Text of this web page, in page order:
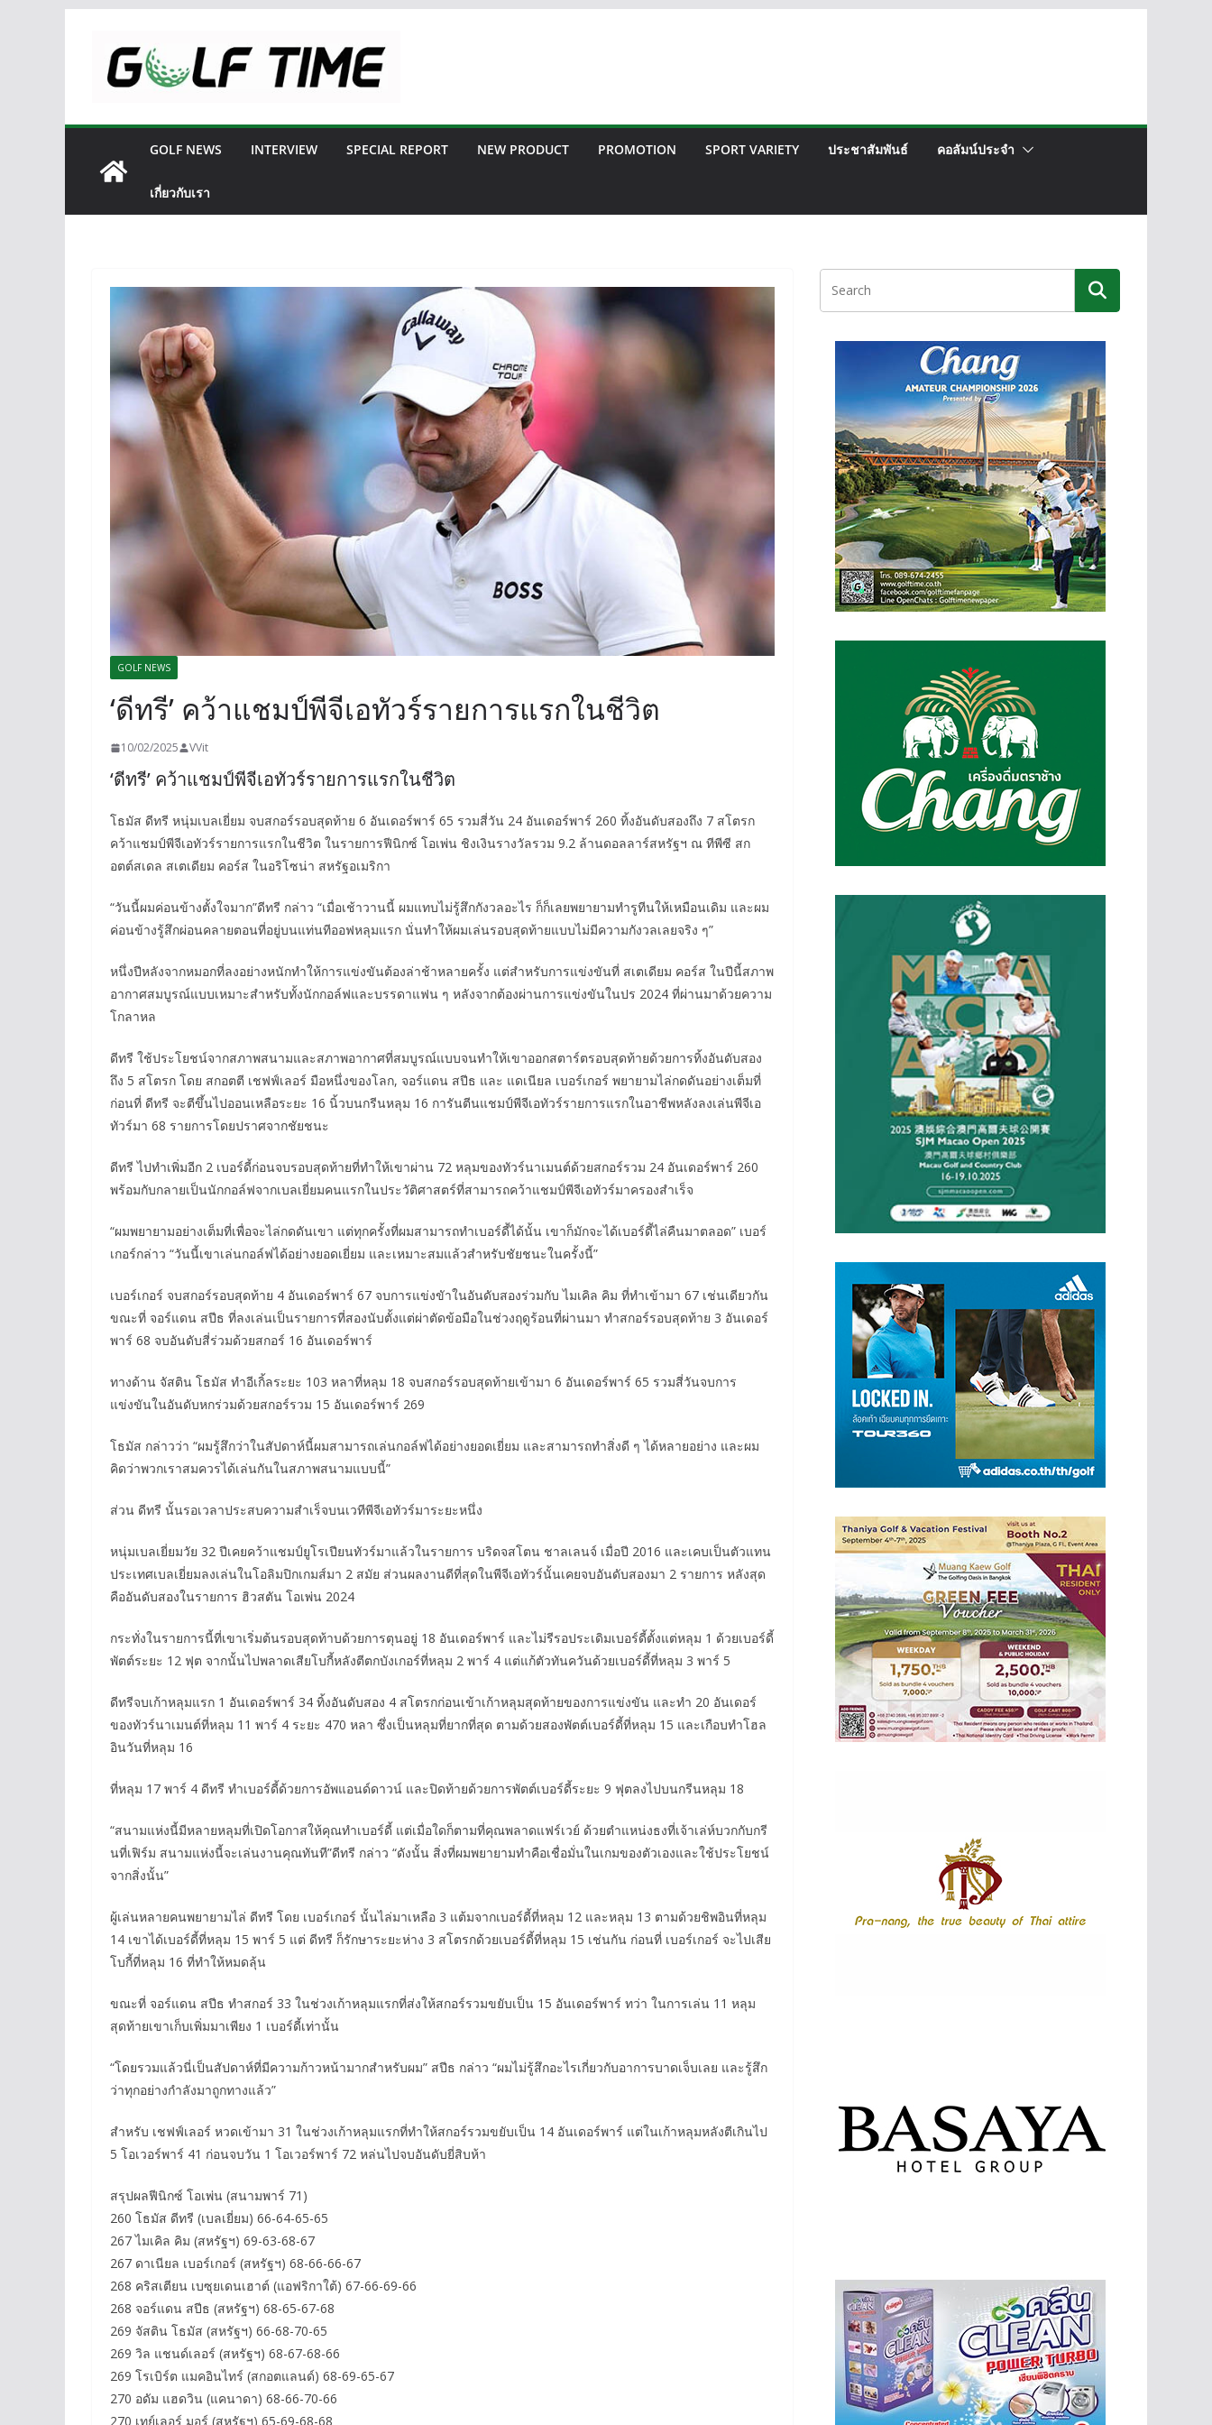
content
GOLF NEWS INTERVIEW SPECIAL REPORT NEW PRODUCT PROMOTION SPORT VARIETY ประชาสัมพันธ์ คอลัมน์ประจำ
เกี่ยวกับเรา
GOLF NEWS
‘ดีทรี’ คว้าแชมป์พีจีเอทัวร์รายการแรกในชีวิต
10/02/2025 VVit
‘ดีทรี’ คว้าแชมป์พีจีเอทัวร์รายการแรกในชีวิต
โธมัส ดีทรี หนุ่มเบลเยี่ยม จบสกอร์รอบสุดท้าย 6 อันเดอร์พาร์ 65 รวมสี่วัน 24 อันเดอร์พาร์ 260 ทิ้งอันดับสองถึง 7 สโตรก
คว้าแชมป์พีจีเอทัวร์รายการแรกในชีวิต ในรายการฟีนิกซ์ โอเพ่น ชิงเงินรางวัลรวม 9.2 ล้านดอลลาร์สหรัฐฯ ณ ทีพีซี สก
อตต์สเดล สเตเดียม คอร์ส ในอริโซน่า สหรัฐอเมริกา
“วันนี้ผมค่อนข้างตั้งใจมาก”​ดีทรี กล่าว “เมื่อเช้าวานนี้ ผมแทบไม่รู้สึกกังวลอะไร ก็ก็เลยพยายามทำรูทีนให้เหมือนเดิม และผม
ค่อนข้างรู้สึกผ่อนคลายตอนที่อยู่บนแท่นทีออฟหลุมแรก นั่นทำให้ผมเล่นรอบสุดท้ายแบบไม่มีความกังวลเลยจริง ๆ”
หนึ่งปีหลังจากหมอกที่ลงอย่างหนักทำให้การแข่งขันต้องล่าช้าหลายครั้ง แต่สำหรับการแข่งขันที่ สเตเดียม คอร์ส ในปีนี้สภาพ
อากาศสมบูรณ์แบบเหมาะสำหรับทั้งนักกอล์ฟและบรรดาแฟน ๆ หลังจากต้องผ่านการแข่งขันในปร 2024 ที่ผ่านมาด้วยความ
โกลาหล
ดีทรี ใช้ประโยชน์จากสภาพสนามและสภาพอากาศที่สมบูรณ์แบบจนทำให้เขาออกสตาร์ตรอบสุดท้ายด้วยการทิ้งอันดับสอง
ถึง 5 สโตรก โดย สกอตตี เชฟฟ์เลอร์ มือหนึ่งของโลก, จอร์แดน สปีธ และ แดเนียล เบอร์เกอร์ พยายามไล่กดดันอย่างเต็มที่
ก่อนที่ ดีทรี จะตีขึ้นไปออนเหลือระยะ 16 นิ้วบนกรีนหลุม 16 การันตีนแชมป์พีจีเอทัวร์รายการแรกในอาชีพหลังลงเล่นพีจีเอ
ทัวร์มา 68 รายการโดยปราศจากชัยชนะ
ดีทรี ไปทำเพิ่มอีก 2 เบอร์ดี้ก่อนจบรอบสุดท้ายที่ทำให้เขาผ่าน 72 หลุมของทัวร์นาเมนต์ด้วยสกอร์รวม 24 อันเดอร์พาร์ 260
พร้อมกับกลายเป็นนักกอล์ฟจากเบลเยี่ยมคนแรกในประวัติศาสตร์ที่สามารถคว้าแชมป์พีจีเอทัวร์มาครองสำเร็จ
“ผมพยายามอย่างเต็มที่เพื่อจะไล่กดดันเขา แต่ทุกครั้งที่ผมสามารถทำเบอร์ดี้ได้นั้น เขาก็มักจะได้เบอร์ดี้ไล่คืนมาตลอด” เบอร์
เกอร์กล่าว “วันนี้เขาเล่นกอล์ฟได้อย่างยอดเยี่ยม และเหมาะสมแล้วสำหรับชัยชนะในครั้งนี้”
เบอร์เกอร์ จบสกอร์รอบสุดท้าย 4 อันเดอร์พาร์ 67 จบการแข่งขัาในอันดับสองร่วมกับ ไมเคิล คิม ที่ทำเข้ามา 67 เช่นเดียวกัน
ขณะที่ จอร์แดน สปีธ ที่ลงเล่นเป็นรายการที่สองนับตั้งแต่ผ่าตัดข้อมือในช่วงฤดูร้อนที่ผ่านมา ทำสกอร์รอบสุดท้าย 3 อันเดอร์
พาร์ 68 จบอันดับสี่ร่วมด้วยสกอร์ 16 อันเดอร์พาร์
ทางด้าน จัสติน โธมัส ทำอีเกิ้ลระยะ 103 หลาที่หลุม 18 จบสกอร์รอบสุดท้ายเข้ามา 6 อันเดอร์พาร์ 65 รวมสี่วันจบการ
แข่งขันในอันดับหกร่วมด้วยสกอร์รวม 15 อันเดอร์พาร์ 269
โธมัส กล่าวว่า “ผมรู้สึกว่าในสัปดาห์นี้ผมสามารถเล่นกอล์ฟได้อย่างยอดเยี่ยม และสามารถทำสิ่งดี ๆ ได้หลายอย่าง และผม
คิดว่าพวกเราสมควรได้เล่นกันในสภาพสนามแบบนี้”
ส่วน ดีทรี นั้นรอเวลาประสบความสำเร็จบนเวทีพีจีเอทัวร์มาระยะหนึ่ง
หนุ่มเบลเยี่ยมวัย 32 ปีเคยคว้าแชมป์ยูโรเปียนทัวร์มาแล้วในรายการ บริดจสโตน ชาลเลนจ์ เมื่อปี 2016 และเคบเป็นตัวแทน
ประเทศเบลเยี่ยมลงเล่นในโอลิมปิกเกมส์มา 2 สมัย ส่วนผลงานดีที่สุดในพีจีเอทัวร์นั้นเคยจบอันดับสองมา 2 รายการ หลังสุด
คืออันดับสองในรายการ ฮิวสตัน โอเพ่น 2024
กระทั่งในรายการนี้ที่เขาเริ่มต้นรอบสุดท้าบด้วยการตุนอยู่ 18 อันเดอร์พาร์ และไม่รีรอประเดิมเบอร์ดี้ตั้งแต่หลุม 1 ด้วยเบอร์ดี้
พัตต์ระยะ 12 ฟุต จากนั้นไปพลาดเสียโบกี้หลังตีตกบังเกอร์ที่หลุม 2 พาร์ 4 แต่แก้ตัวทันควันด้วยเบอร์ดี้ที่หลุม 3 พาร์ 5
ดีทรีจบเก้าหลุมแรก 1 อันเดอร์พาร์​ 34 ทิ้งอันดับสอง 4 สโตรกก่อนเข้าเก้าหลุมสุดท้ายของการแข่งขัน และทำ 20 อันเดอร์
ของทัวร์นาเมนต์ที่หลุม 11 พาร์​ 4 ระยะ 470 หลา ซึ่งเป็นหลุมที่ยากที่สุด ตามด้วยสองพัตต์เบอร์ดี้ที่หลุม 15 และเกือบทำโฮล
อินวันที่หลุม 16
ที่หลุม 17 พาร์ 4 ดีทรี ทำเบอร์ดี้ด้วยการอัพแอนด์ดาวน์ และปิดท้ายด้วยการพัตต์เบอร์ดี้ระยะ 9 ฟุตลงไปบนกรีนหลุม 18
“สนามแห่งนี้มีหลายหลุมที่เปิดโอกาสให้คุณทำเบอร์ดี้ แต่เมื่อใดก็ตามที่คุณพลาดแฟร์เวย์ ด้วยตำแหน่งธงที่เจ้าเล่ห์บวกกับกรี
นที่เฟิร์ม สนามแห่งนี้จะเล่นงานคุณทันที”​ดีทรี กล่าว “ดังนั้น สิ่งที่ผมพยายามทำคือเชื่อมั่นในเกมของตัวเองและใช้ประโยชน์
จากสิ่งนั้น”
ผู้เล่นหลายคนพยายามไล่ ดีทรี โดย เบอร์เกอร์ นั้นไล่มาเหลือ 3 แต้มจากเบอร์ดี้ที่หลุม 12 และหลุม 13 ตามด้วยชิพอินที่หลุม
14 เขาได้เบอร์ดี้ที่หลุม 15 พาร์ 5 แต่ ดีทรี ก็รักษาระยะห่าง 3 สโตรกด้วยเบอร์ดี้ที่หลุม 15 เช่นกัน ก่อนที่ เบอร์เกอร์ จะไปเสีย
โบกี้ที่หลุม 16 ที่ทำให้หมดลุ้น
ขณะที่ จอร์แดน สปีธ ทำสกอร์ 33 ในช่วงเก้าหลุมแรกที่ส่งให้สกอร์รวมขยับเป็น 15 อันเดอร์พาร์ ทว่า ในการเล่น 11 หลุม
สุดท้ายเขาเก็บเพิ่มมาเพียง 1 เบอร์ดี้เท่านั้น
“โดยรวมแล้วนี่เป็นสัปดาห์ที่มีความก้าวหน้ามากสำหรับผม” สปีธ กล่าว “ผมไม่รู้สึกอะไรเกี่ยวกับอาการบาดเจ็บเลย และรู้สึก
ว่าทุกอย่างกำลังมาถูกทางแล้ว”
สำหรับ เชฟฟ์เลอร์ หวดเข้ามา 31 ในช่วงเก้าหลุมแรกที่ทำให้สกอร์รวมขยับเป็น 14 อันเดอร์พาร์ แต่ในเก้าหลุมหลังตีเกินไป
5 โอเวอร์พาร์​ 41 ก่อนจบวัน 1 โอเวอร์พาร์ 72 หล่นไปจบอันดับยี่สิบห้า
สรุปผลฟีนิกซ์ โอเพ่น (สนามพาร์ 71)
260 โธมัส ดีทรี (เบลเยี่ยม) 66-64-65-65
267 ไมเคิล คิม (สหรัฐฯ) 69-63-68-67
267 ดาเนียล เบอร์เกอร์ (สหรัฐฯ) 68-66-66-67
268 คริสเตียน เบซุยเดนเฮาต์ (แอฟริกาใต้) 67-66-69-66
268 จอร์แดน สปีธ (สหรัฐฯ) 68-65-67-68
269 จัสติน โธมัส (สหรัฐฯ) 66-68-70-65
269 วิล แชนด์เลอร์ (สหรัฐฯ) 68-67-68-66
269 โรเบิร์ต แมคอินไทร์ (สกอตแลนด์) 68-69-65-67
270 อดัม แฮดวิน (แคนาดา) 68-66-70-66
270 เทย์เลอร์ มอร์ (สหรัฐฯ) 65-69-68-68